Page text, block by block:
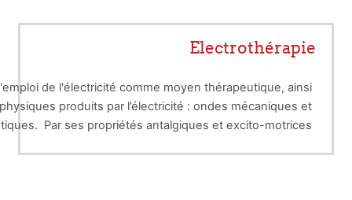
Electrothérapie
de l'électricité comme moyen thérapeutique, ainsi
produits par l’électricité : ondes mécaniques et
Par ses propriétés antalgiques et excito-motrices,